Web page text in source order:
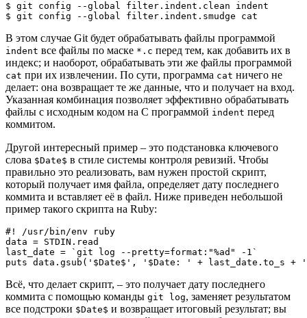
$ git config --global filter.indent.clean indent
$ git config --global filter.indent.smudge cat
В этом случае Git будет обрабатывать файлы программой
indent все файлы по маске *.c перед тем, как добавить их в
индекс; и наоборот, обрабатывать эти же файлы программой
cat при их извлечении. По сути, программа cat ничего не
делает: она возвращает те же данные, что и получает на вход.
Указанная комбинация позволяет эффективно обрабатывать
файлы с исходным кодом на С программой indent перед
коммитом.
Другой интересный пример – это подстановка ключевого
слова $Date$ в стиле системы контроля ревизий. Чтобы
правильно это реализовать, вам нужен простой скрипт,
который получает имя файла, определяет дату последнего
коммита и вставляет её в файл. Ниже приведен небольшой
пример такого скрипта на Ruby:
#! /usr/bin/env ruby
data = STDIN . read
last_date =
`git log --pretty=format:"%ad" -1`
puts data . gsub ( '$Date$' , '$Date: ' + last_date . to_s +
Всё, что делает скрипт, – это получает дату последнего
коммита с помощью команды git log, заменяет результатом
все подстроки $Date$ и возвращает итоговый результат; вы